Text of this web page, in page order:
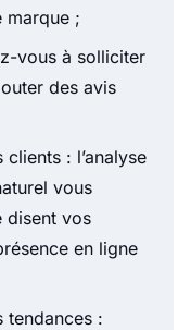
marque ;
vous à solliciter
des avis
: l’analyse
vous
disent vos
en ligne
tendances :